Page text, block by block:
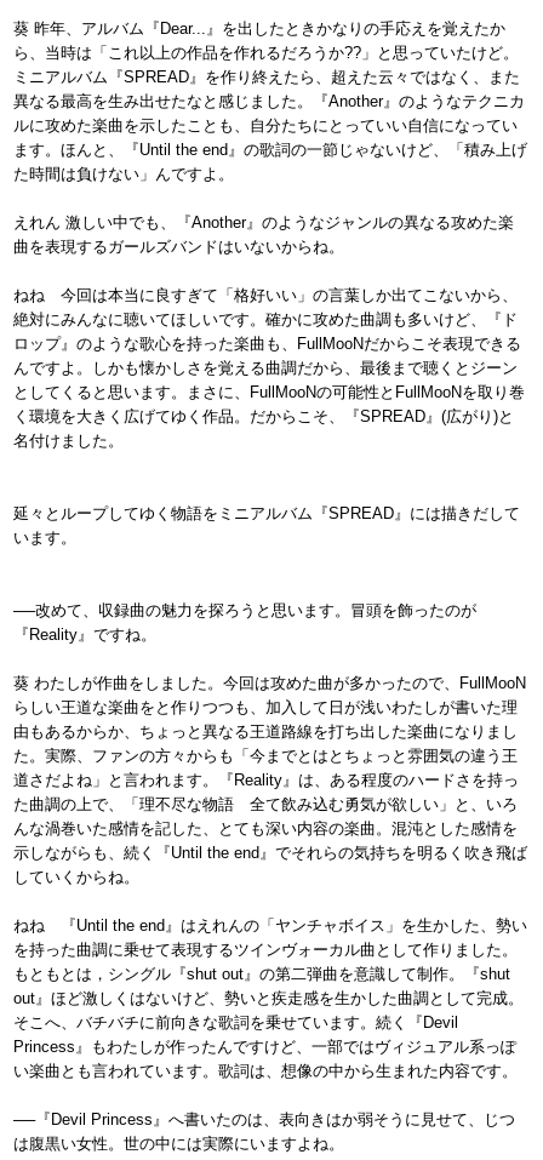
葵 昨年、アルバム『Dear...』を出したときかなりの手応えを覚えたか
ら、当時は「これ以上の作品を作れるだろうか??」と思っていたけど。
ミニアルバム『SPREAD』を作り終えたら、超えた云々ではなく、また
異なる最高を生み出せたなと感じました。『Another』のようなテクニカ
ルに攻めた楽曲を示したことも、自分たちにとっていい自信になってい
ます。ほんと、『Until the end』の歌詞の一節じゃないけど、「積み上げ
た時間は負けない」んですよ。
えれん 激しい中でも、『Another』のようなジャンルの異なる攻めた楽
曲を表現するガールズバンドはいないからね。
ねね 今回は本当に良すぎて「格好いい」の言葉しか出てこないから、
絶対にみんなに聴いてほしいです。確かに攻めた曲調も多いけど、『ド
ロップ』のような歌心を持った楽曲も、FullMooNだからこそ表現できる
んですよ。しかも懐かしさを覚える曲調だから、最後まで聴くとジーン
としてくると思います。まさに、FullMooNの可能性とFullMooNを取り巻
く環境を大きく広げてゆく作品。だからこそ、『SPREAD』(広がり)と
名付けました。
延々とループしてゆく物語をミニアルバム『SPREAD』には描きだして
います。
──改めて、収録曲の魅力を探ろうと思います。冒頭を飾ったのが
『Reality』ですね。
葵 わたしが作曲をしました。今回は攻めた曲が多かったので、FullMooN
らしい王道な楽曲をと作りつつも、加入して日が浅いわたしが書いた理
由もあるからか、ちょっと異なる王道路線を打ち出した楽曲になりまし
た。実際、ファンの方々からも「今までとはとちょっと雰囲気の違う王
道さだよね」と言われます。『Reality』は、ある程度のハードさを持っ
た曲調の上で、「理不尽な物語 全て飲み込む勇気が欲しい」と、いろ
んな渦巻いた感情を記した、とても深い内容の楽曲。混沌とした感情を
示しながらも、続く『Until the end』でそれらの気持ちを明るく吹き飛ば
していくからね。
ねね 『Until the end』はえれんの「ヤンチャボイス」を生かした、勢い
を持った曲調に乗せて表現するツインヴォーカル曲として作りました。
もともとは，シングル『shut out』の第二弾曲を意識して制作。『shut
out』ほど激しくはないけど、勢いと疾走感を生かした曲調として完成。
そこへ、バチバチに前向きな歌詞を乗せています。続く『Devil
Princess』もわたしが作ったんですけど、一部ではヴィジュアル系っぽ
い楽曲とも言われています。歌詞は、想像の中から生まれた内容です。
──『Devil Princess』へ書いたのは、表向きはか弱そうに見せて、じつ
は腹黒い女性。世の中には実際にいますよね。